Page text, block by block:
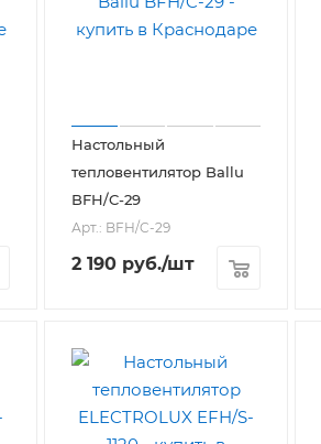
Настольный
тепловентилятор Ballu
BFH/C-29
Арт.: BFH/C-29
2 190 руб./шт